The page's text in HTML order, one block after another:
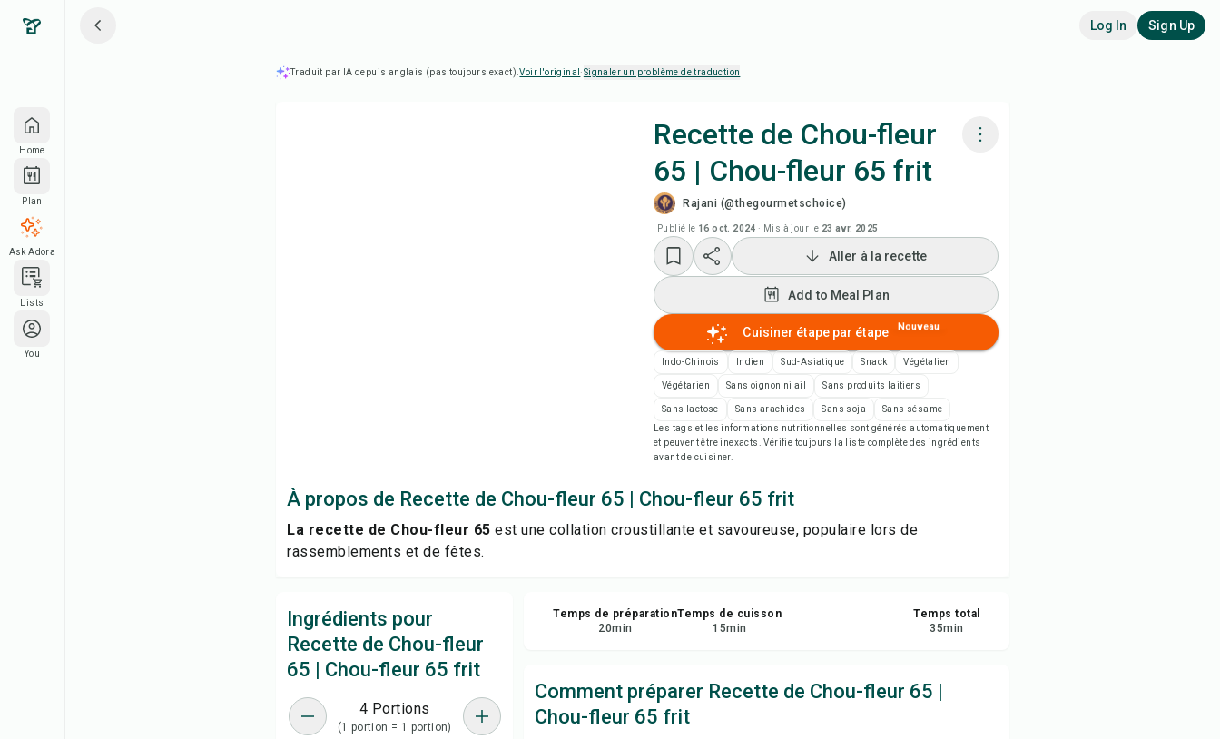
Home
Plan
Ask Adora
Lists
You
Log In Sign Up
Traduit par IA depuis anglais (pas toujours exact).Voir l'original ·Signaler un problème de traduction
Recette de Chou-fleur
65 | Chou-fleur 65 frit
Rajani (@thegourmetschoice)
Publié le 16 oct. 2024 · Mis à jour le 23 avr. 2025
Cuisiner avec Chefadora AI
Add to Meal Plan
Add to Shopping List
Notes de recette
Enregistrer
Aller à la recette
Add to Meal Plan
Cuisiner étape par étape Nouveau
Indo-Chinois Indien Sud-Asiatique Snack Végétalien
Végétarien Sans oignon ni ail Sans produits laitiers
Sans lactose Sans arachides Sans soja
Sans sésame
Les tags et les informations nutritionnelles sont générés automatiquement
et peuvent être inexacts. Vérifie toujours la liste complète des ingrédients
avant de cuisiner.
À propos de Recette de Chou-fleur 65 | Chou-fleur 65 frit
La recette de Chou-fleur 65 est une collation croustillante et savoureuse, populaire lors de
rassemblements et de fêtes.
Ingrédients pour
Recette de Chou-fleur
65 | Chou-fleur 65 frit
4 Portions
(1 portion = 1 portion)
Temps de préparation
20min
Temps de cuisson
15min
Temps total
35min
Comment préparer Recette de Chou-fleur 65 |
Chou-fleur 65 frit